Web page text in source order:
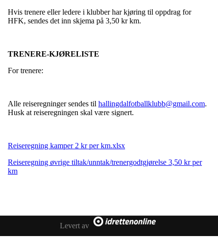
Hvis trenere eller ledere i klubber har kjøring til oppdrag for
HFK, sendes det inn skjema på 3,50 kr km.
TRENERE-KJØRELISTE
For trenere:
Alle reiseregninger sendes til hallingdalfotballklubb@gmail.com.
Husk at reiseregningen skal være signert.
Reiseregning kamper 2 kr per km.xlsx
Reiseregning øvrige tiltak/unntak/trenergodtgjørelse 3,50 kr per
km
Levert av